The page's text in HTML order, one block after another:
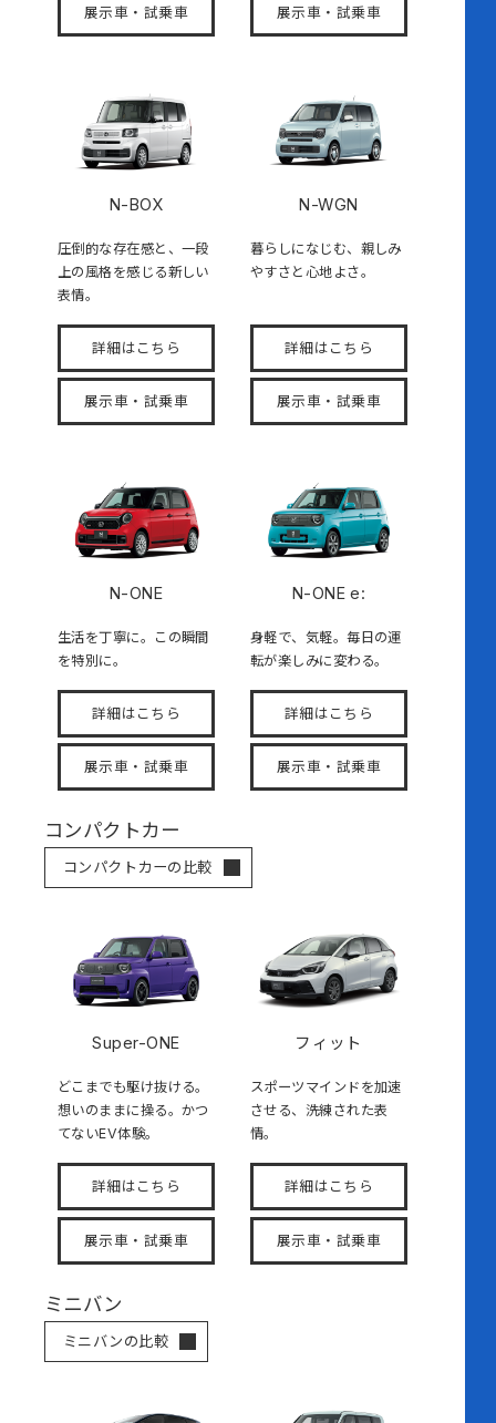
展示車・試乗車 展示車・試乗車
N-BOX
圧倒的な存在感と、一段
上の風格を感じる新しい
表情。
詳細はこちら
展示車・試乗車
N-WGN
暮らしになじむ、親しみ
やすさと心地よさ。
詳細はこちら
展示車・試乗車
N-ONE
生活を丁寧に。この瞬間
を特別に。
詳細はこちら
展示車・試乗車
N-ONE e:
身軽で、気軽。毎日の運
転が楽しみに変わる。
詳細はこちら
展示車・試乗車
コンパクトカー
コンパクトカーの比較
Super-ONE
どこまでも駆け抜ける。
想いのままに操る。かつ
てないEV体験。
詳細はこちら
展示車・試乗車
フィット
スポーツマインドを加速
させる、洗練された表
情。
詳細はこちら
展示車・試乗車
ミニバン
ミニバンの比較